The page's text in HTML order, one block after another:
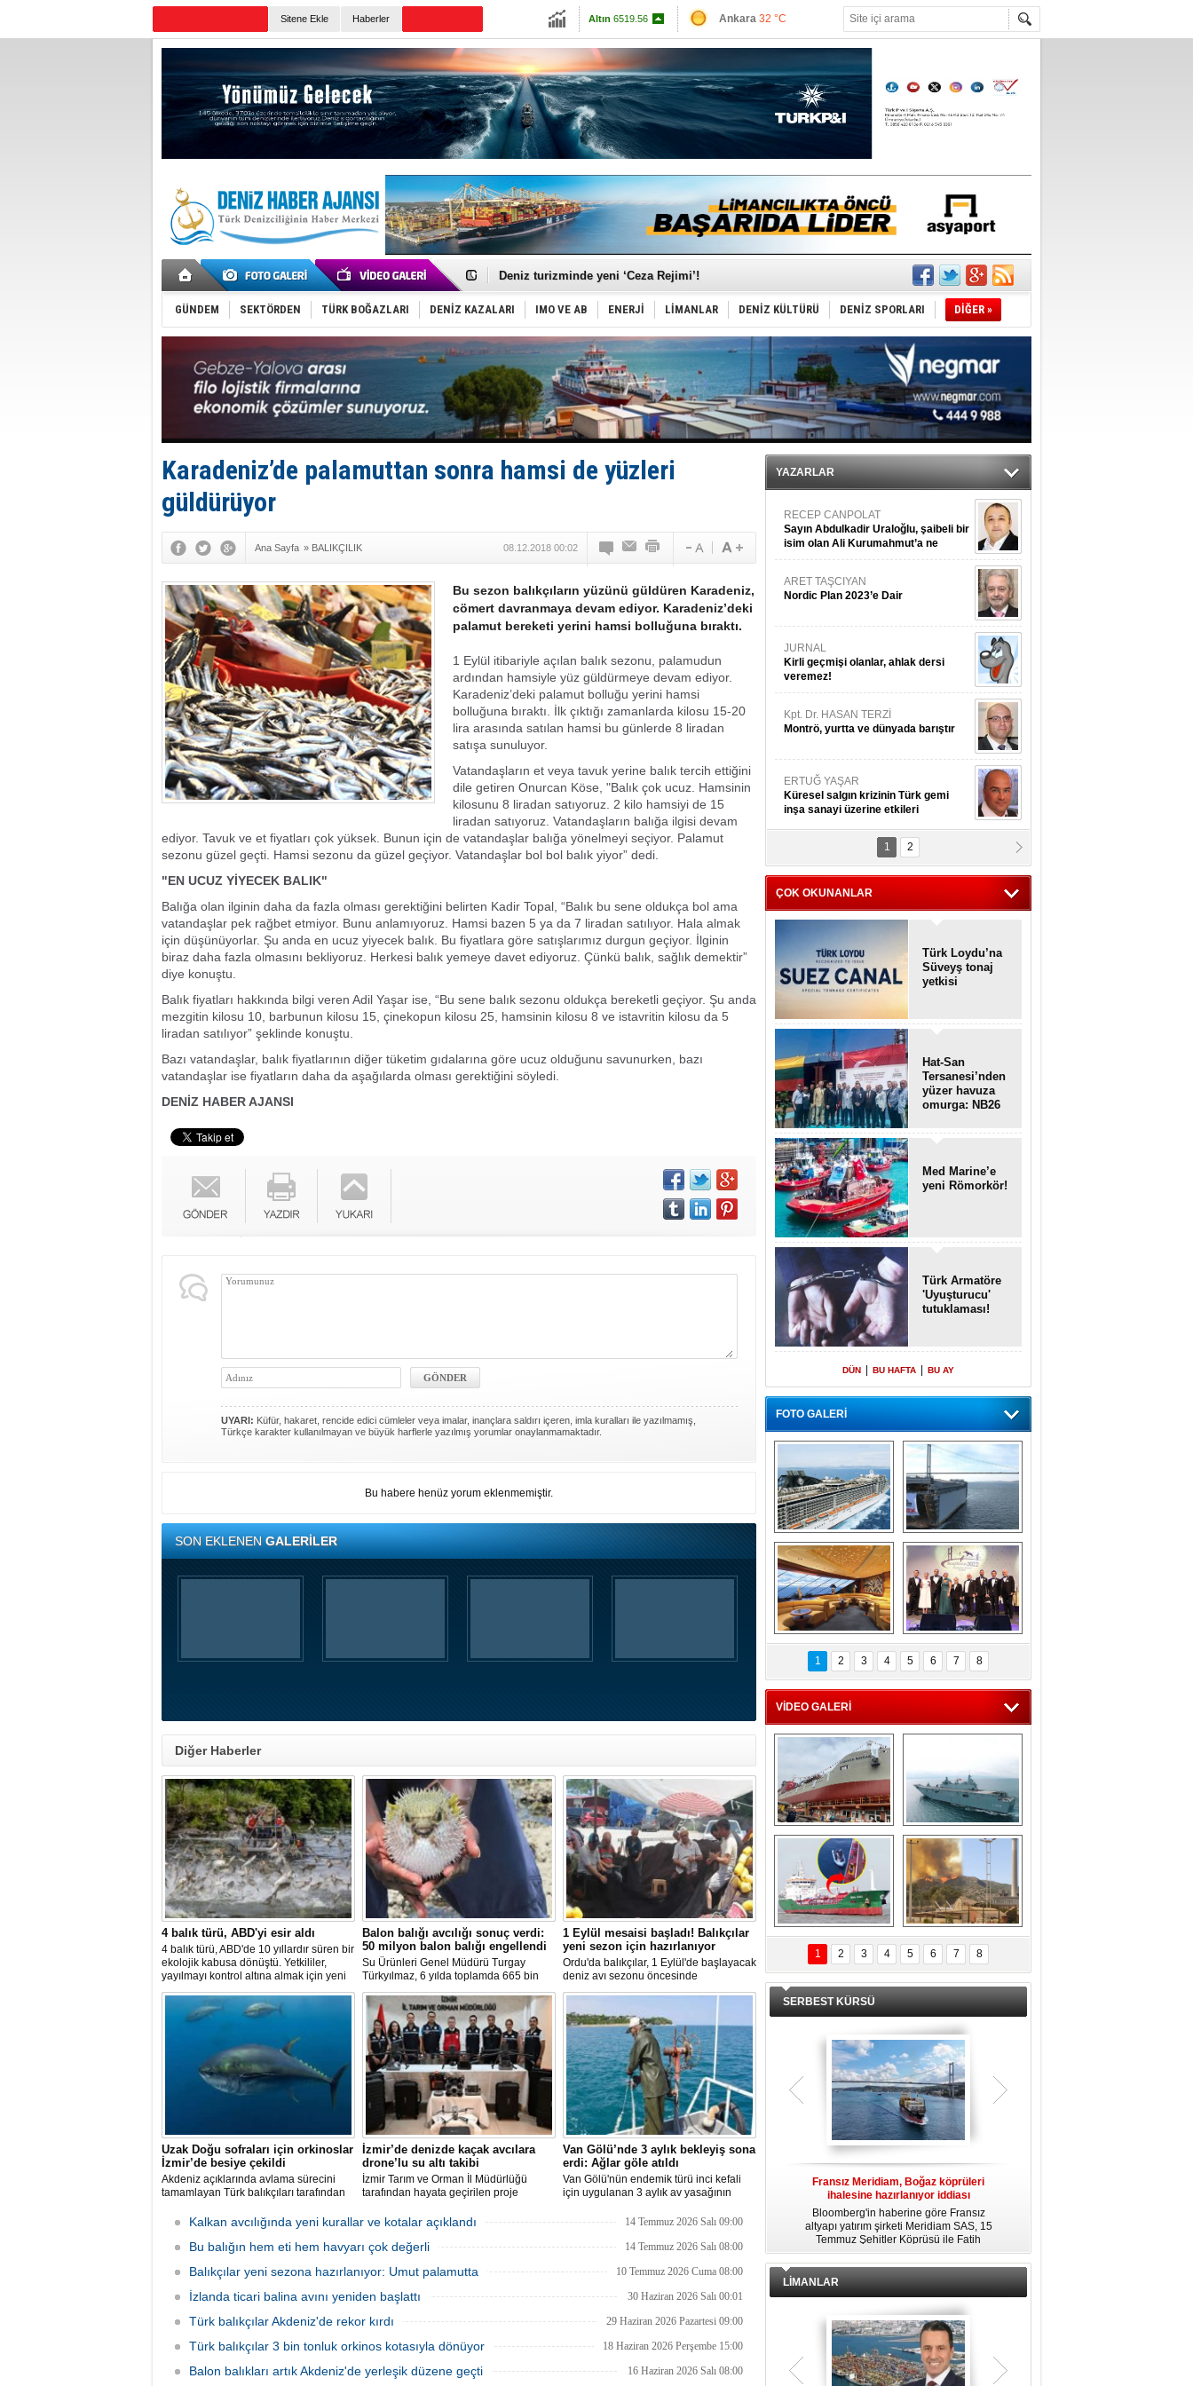
Sitene Ekle Haberler
Altın 6519.56
Euro55.052
Ankara 32 °C
Antalya32 °C
Muğla 32 °C
Çanakkale 34 °C
Türkiye-Irak enerji hattında yeni dönem başlıyor
Deniz turizminde yeni ‘Ceza Rejimi’!
DÖDER, 28. Dönem Yönetim Kurulu Başkanını seçti!
Fairline, Türkiye’de ‘SoleMarin’i seçti
Baltık Denizi'nde tarih yazıldı!
Runit kubbesi okyanusun derinliklerinde halkı tehdit ediyor
Limana dadandılar, 10 tekneyi soydular!
Türk Loydu’na Süveyş tonaj yetkisi
Hüseyin Mengi: “Yapay Zekâ, Ustanın yerini alamaz”
Hat-San Tersanesi’nden yüzer havuza omurga: NB26
Med Marine’e yeni Römorkör!
KOSDER’den Karadeniz için ‘Çağrı’!
Tekne, su aldı: 100 yolcu, tahliye edildi
GÜNDEM SEKTÖRDEN TÜRK BOĞAZLARI DENİZ KAZALARI IMO VE AB ENERJİ LİMANLAR DENİZ KÜLTÜRÜ DENİZ SPORLARI DİĞER »
Karadeniz’de palamuttan sonra hamsi de yüzleri
güldürüyor
Ana Sayfa » BALIKÇILIK 08.12.2018 00:02
Bu sezon balıkçıların yüzünü güldüren Karadeniz,
cömert davranmaya devam ediyor. Karadeniz’deki
palamut bereketi yerini hamsi bolluğuna bıraktı.
1 Eylül itibariyle açılan balık sezonu, palamudun
ardından hamsiyle yüz güldürmeye devam ediyor.
Karadeniz’deki palamut bolluğu yerini hamsi
bolluğuna bıraktı. İlk çıktığı zamanlarda kilosu 15-20
lira arasında satılan hamsi bu günlerde 8 liradan
satışa sunuluyor.
Vatandaşların et veya tavuk yerine balık tercih ettiğini
dile getiren Onurcan Köse, "Balık çok ucuz. Hamsinin
kilosunu 8 liradan satıyoruz. 2 kilo hamsiyi de 15
liradan satıyoruz. Vatandaşların balığa ilgisi devam
ediyor. Tavuk ve et fiyatları çok yüksek. Bunun için de vatandaşlar balığa yönelmeyi seçiyor. Palamut
sezonu güzel geçti. Hamsi sezonu da güzel geçiyor. Vatandaşlar bol bol balık yiyor” dedi.
"EN UCUZ YİYECEK BALIK"
Balığa olan ilginin daha da fazla olması gerektiğini belirten Kadir Topal, “Balık bu sene oldukça bol ama
vatandaşlar pek rağbet etmiyor. Bunu anlamıyoruz. Hamsi bazen 5 ya da 7 liradan satılıyor. Hala almak
için düşünüyorlar. Şu anda en ucuz yiyecek balık. Bu fiyatlara göre satışlarımız durgun geçiyor. İlginin
biraz daha fazla olmasını bekliyoruz. Herkesi balık yemeye davet ediyoruz. Çünkü balık, sağlık demektir”
diye konuştu.
Balık fiyatları hakkında bilgi veren Adil Yaşar ise, “Bu sene balık sezonu oldukça bereketli geçiyor. Şu anda
mezgitin kilosu 10, barbunun kilosu 15, çinekopun kilosu 25, hamsinin kilosu 8 ve istavritin kilosu da 5
liradan satılıyor” şeklinde konuştu.
Bazı vatandaşlar, balık fiyatlarının diğer tüketim gıdalarına göre ucuz olduğunu savunurken, bazı
vatandaşlar ise fiyatların daha da aşağılarda olması gerektiğini söyledi.
DENİZ HABER AJANSI
UYARI: Küfür, hakaret, rencide edici cümleler veya imalar, inançlara saldırı içeren, imla kuralları ile yazılmamış,
Türkçe karakter kullanılmayan ve büyük harflerle yazılmış yorumlar onaylanmamaktadır.
Bu habere henüz yorum eklenmemiştir.
SON EKLENENGALERİLER
Diğer Haberler
4 balık türü, ABD'yi esir aldı
4 balık türü, ABD'de 10 yıllardır süren bir
ekolojik kabusa dönüştü. Yetkililer,
yayılmayı kontrol altına almak için yeni
projeler geliştirirken, uzmanlar
tamamen yok edilmenin imkansız
olduğunu belirtiyor.
Balon balığı avcılığı sonuç verdi:
50 milyon balon balığı engellendi
Su Ürünleri Genel Müdürü Turgay
Türkyılmaz, 6 yılda toplamda 665 bin
balon balığının ekosistemden
uzaklaştırıldığını belirterek, "Balon balığı
avcılığı sayesinde, yaklaşık 50 milyon
yeni balon balığının ekosisteme
katılması önlendi." dedi.
1 Eylül mesaisi başladı! Balıkçılar
yeni sezon için hazırlanıyor
Ordu'da balıkçılar, 1 Eylül'de başlayacak
deniz avı sezonu öncesinde
hazırlıklarını hızlandırdı. Av yasağı
ağlardan teknelere kadar tüm
ekipmanlarını elden geçirerek yeni
sezona hazırlanıyor.
Uzak Doğu sofraları için orkinoslar
İzmir’de besiye çekildi
Akdeniz açıklarında avlama sürecini
tamamlayan Türk balıkçıları tarafından
orkinoslar, Uzak Doğu ülkelerine ihraç
edilmek için özenle bakılıyor.
İzmir’de denizde kaçak avcılara
drone’lu su altı takibi
İzmir Tarım ve Orman İl Müdürlüğü
tarafından hayata geçirilen proje
faaliyetleri anlık olarak tespit edebilen
hava ve su altı dronları sahada aktif
olarak kullanılmaya başlandı.
Van Gölü’nde 3 aylık bekleyiş sona
erdi: Ağlar göle atıldı
Van Gölü'nün endemik türü inci kefali
için uygulanan 3 aylık av yasağının
yeniden suyla buluşturdu ve yeni av
Kalkan avcılığında yeni kurallar ve kotalar açıklandı 14 Temmuz 2026 Salı 09:00
Bu balığın hem eti hem havyarı çok değerli 14 Temmuz 2026 Salı 08:00
Balıkçılar yeni sezona hazırlanıyor: Umut palamutta 10 Temmuz 2026 Cuma 08:00
İzlanda ticari balina avını yeniden başlattı 30 Haziran 2026 Salı 00:01
Türk balıkçılar Akdeniz'de rekor kırdı 29 Haziran 2026 Pazartesi 09:00
Türk balıkçılar 3 bin tonluk orkinos kotasıyla dönüyor 18 Haziran 2026 Perşembe 15:00
Balon balıkları artık Akdeniz'de yerleşik düzene geçti 16 Haziran 2026 Salı 08:00
YAZARLAR
RECEP CANPOLAT
Sayın Abdulkadir Uraloğlu, şaibeli bir
isim olan Ali Kurumahmut’a ne
danışıyorsunuz?
ARET TAŞCIYAN
Nordic Plan 2023’e Dair
JURNAL
Kirli geçmişi olanlar, ahlak dersi
veremez!
Kpt. Dr. HASAN TERZİ
Montrö, yurtta ve dünyada barıştır
ERTUĞ YAŞAR
Küresel salgın krizinin Türk gemi
inşa sanayi üzerine etkileri
Kpt. MESUT AZMİ GÖKSOY
ithafen...
1 2
ÇOK OKUNANLAR
Türk Loydu’na
Süveyş tonaj
yetkisi
Hat-San
Tersanesi’nden
yüzer havuza
omurga: NB26
Med Marine’e
yeni Römorkör!
Türk Armatöre
'Uyuşturucu'
tutuklaması!
DÜN BU HAFTA BU AY
FOTO GALERİ
“Gemi içinde gemi”
konsepti ile MSC
Splendida
Dünyada tek!
Denizaltı yüzer
havuzu intikal
seyrine başladı
MSC'den 55 milyon
euroluk turizm geliri
müjdesi
5. Bosphorus Ship
Brokers Dinner,
İstanbul’da yapıldı
1 2 3 4 5 6 7 8
VİDEO GALERİ
Çeksan Tersanesi,
Başaran Bayrak
tankerini suya
indirdi
TCG Anadolu,
tersane teknik
seyrini tamamladı
Göçmenlerin
imdadına Türk
sahipli MINA DENIZ
yetişti
Milas’taki yangın
yeniden termik
santrallere doğru
ilerliyor
1 2 3 4 5 6 7 8
SERBEST KÜRSÜ
Fransız Meridiam, Boğaz köprüleri
ihalesine hazırlanıyor iddiası
Bloomberg'in haberine göre Fransız
altyapı yatırım şirketi Meridiam SAS, 15
Temmuz Şehitler Köprüsü ile Fatih
Sultan Mehmet Köprüsü'nün
özelleştirilmesine yönelik ihaleyle
zamanda kendi yat limanı, helikopter
pisti ve seçkin villaları da içeren koca
LİMANLAR